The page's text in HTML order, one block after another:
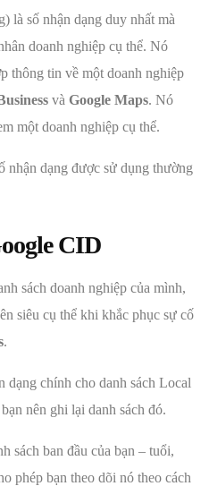
là số nhận dạng duy nhất mà
doanh nghiệp cụ thể. Nó
thông tin về một doanh nghiệp
và Google Maps. Nó
một doanh nghiệp cụ thể.
nhận dạng được sử dụng thường
CID
sách doanh nghiệp của mình,
siêu cụ thể khi khắc phục sự cố
.
chính cho danh sách Local
nên ghi lại danh sách đó.
sách ban đầu của bạn – tuổi,
phép bạn theo dõi nó theo cách